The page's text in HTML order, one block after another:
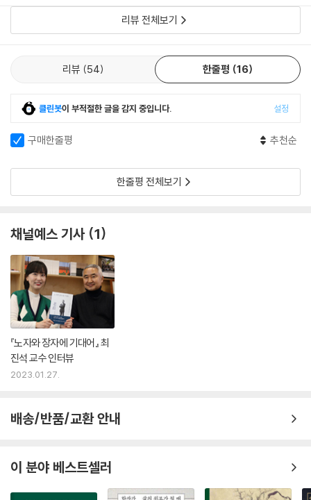
국강병을 말하기 어려워하는 사람은 다 가짜다.
--- p.201
공자는 인격을 완성하는 최고의 방법을 말해준다. “자기가 하기 싫은 것은
남에게 시키지 말라.” 문제는 이 말을 듣고 실생활에서 정말로 자기가 하기
싫은 일을 남에게 시키지 않는가, 여부인데 대개는 시험지 답안에만 쓰고
끝난다. 그것을 구체적인 생활로까지 끌고 나가는 사람을 만나기는 쉽지
않다.
--- p.223
도가 철학을 좀 아는 사람들은 ‘무위’를 아무것도 하지 않거나 무슨 일이건
--- p.250
대붕은 조그맣던 곤이 엄청난 축적의 과정을 겪은 후, 몇천 리나 되는지도
모를 정도로 커지고 나서 된 영물(靈物)이라는 것이다. 매우 두터운 축적
의 과정이 영물을 만들었다. 두터운 축적의 공, 즉 적후지공(積厚之功)을
의식하지 않은 채, 대붕의 ‘자유’나 ‘소요유(逍遙遊)’를 흉내 낸다면 다 방
종에 가까울 뿐이다.
--- p.250
는 치열함이 부족했던 결과로 ‘종속’의 틀에 갇혀 버렸다고 진단한다. 그래
서 우리는 철학을 공부할 때도 플라톤과 장자 등 철학자의 철학적 결과물
한 철학이 아니기에 거기서 벗어나 철학자의 철학적 방법론과 사유의 높이
그 자체를 배워야 한다고 말한다.
저자가 가장 높은 사유의 단계라고 규정하는 철학을 하기 위해서는 먼저
다. 뉴턴이 사과가 떨어지는 일상적인 사건 속에서 만유인력의 법칙을 발
과 호기심을 가졌기 때문이다. 저자는 “거의 모든 철학서에 ‘철학은 경이에
로 거기서 철학은 시작된다는 인식이다.
낯설게 보기 위한 단초인 ‘호기심’이라는 작은 불꽃이 피어날 때, 인간은 비
로소 세상을 객관적으로 보게 되고 거기서 새로운 지식과 이론이 생겨나
세계를 전략적으로 다루게 된다. 낯설게 보기라는 철학적 사유의 시작이
세계를 주체적으로 다루는 전략의 수립으로까지 연결되는 것이다. 그래서
저자는 철학적 사유의 시선을 갖자고 우리에게 적극적으로 권유한다.
육고(陸賈)의 충언과 윤편(輪扁)의 수레바퀴를 넘어서
부재할 뿐만 아니라 기득권 세력이 ‘성공의 덫’에 갇혀 있기 때문이다. 건국
자는 장자의 “공이 이루어지면, 그 공을 차고앉지 말아야 한다(功成而不
居)”는 말을 빌려 성공의 기억에 갇힌 이들에게 성공의 기억과 현실 안주
리뷰 전체보기
리뷰 54 한줄평 16
클린봇이 부적절한 글을 감지 중입니다. 설정
구매한줄평 추천순
한줄평 전체보기
채널예스 기사 1
『노자와 장자에 기대어』 최
진석 교수 인터뷰
2023.01.27.
배송/반품/교환 안내
이 분야 베스트셀러